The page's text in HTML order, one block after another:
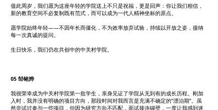
值此周岁，我们愿为这座年轻的学院送上不只是祝福，更是回声：你让我们相信，
新的教育空间不必复制既有范式，而可以成为一代人精神坐标的原点。
愿学院始终年轻——不因年长而僵化，不为效率放弃试验，持续以开放之姿，接纳
每一次真诚的提问。
生日快乐，我们仍在共创中的中关村学院。
05 邹铭烨
我很荣幸成为中关村学院第一批学生，亲身见证了学院从无到有的成长历程。刚加
入时，我并没有明确的项目方向，那段时间对我而言是充满不确定的“漂泊期”。虽
然尝试过参与一些项目，但因为研究方向不匹配，面试接连碰壁，一度让我感到迷